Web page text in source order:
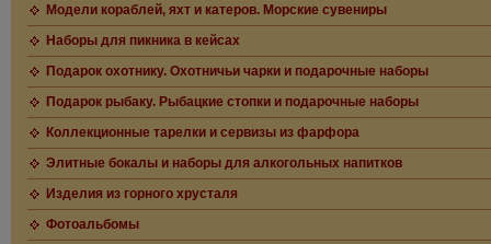
Модели кораблей, яхт и катеров. Морские сувениры
Наборы для пикника в кейсах
Подарок охотнику. Охотничьи чарки и подарочные наборы
Подарок рыбаку. Рыбацкие стопки и подарочные наборы
Коллекционные тарелки и сервизы из фарфора
Элитные бокалы и наборы для алкогольных напитков
Изделия из горного хрусталя
Фотоальбомы